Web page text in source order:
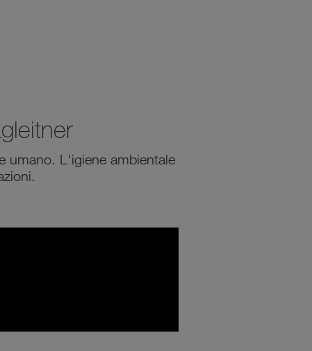
umano. L'igiene ambientale